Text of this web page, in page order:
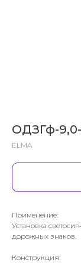
ОДЗГф-
ELMA
Применение:
Установка
дорожных знаков.
Конструкция: